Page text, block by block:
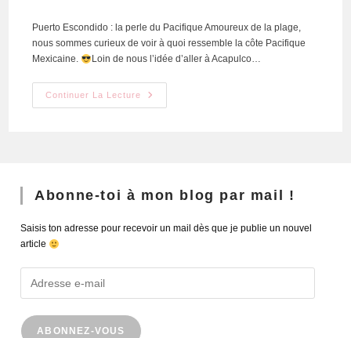
Puerto Escondido : la perle du Pacifique Amoureux de la plage,
nous sommes curieux de voir à quoi ressemble la côte Pacifique
Mexicaine.
Loin de nous l’idée d’aller à Acapulco…
Continuer La Lecture
Abonne-toi à mon blog par mail !
Saisis ton adresse pour recevoir un mail dès que je publie un nouvel
article
ABONNEZ-VOUS